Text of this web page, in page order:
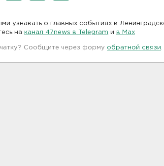
узнавать о главных событиях в
на канал 47news в Telegram и в Maх
Сообщите через форму обратной связи